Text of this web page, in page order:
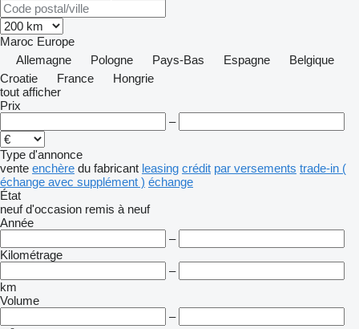
Maroc Europe
Allemagne
Pologne Pays-Bas Espagne
Belgique
Croatie
France
Hongrie
tout afficher
Prix
–
Type d'annonce
vente enchère du fabricant leasing crédit par versements trade-in (
échange avec supplément ) échange
État
neuf d'occasion remis à neuf
Année
–
Kilométrage
–
km
Volume
–